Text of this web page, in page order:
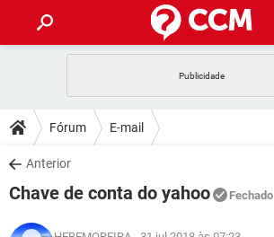
CELULAR
OUTLOOK
INSTAGRAM GMAIL
GUIA DE COMPRAS
DICAS
JOGOS
DOWNLOADS
JOGOS WHATSAPP
CELULAR
Fórum E-mail
Anterior
Chave de conta do yahoo Fechado